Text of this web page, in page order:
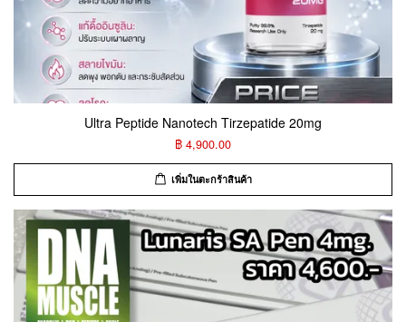
Ultra Peptide Nanotech Tirzepatide 20mg
฿ 4,900.00
เพิ่มในตะกร้าสินค้า